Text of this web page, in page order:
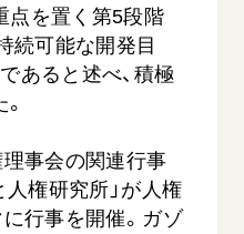
奏楽団
動画
点を置く第5段階
続可能な開発目
あると述べ、積極
事会の関連行事
人権研究所」が人権
行事を開催。ガゾ